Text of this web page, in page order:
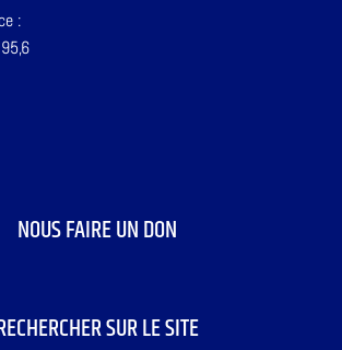
:
NOUS FAIRE UN DON
SUR LE SITE